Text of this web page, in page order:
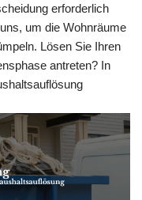
erforderlich
um die Wohnräume
Lösen Sie Ihren
antreten? In